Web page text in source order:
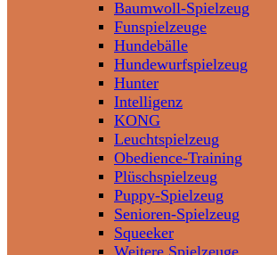
Baumwoll-Spielzeug
Funspielzeuge
Hundebälle
Hundewurfspielzeug
Hunter
Intelligenz
KONG
Leuchtspielzeug
Obedience-Training
Plüschspielzeug
Puppy-Spielzeug
Senioren-Spielzeug
Squeeker